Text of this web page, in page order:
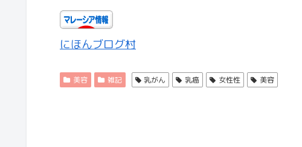
にほんブログ村
美容 雑記 乳がん 乳癌 女性性 美容